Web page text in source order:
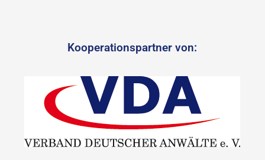
Kooperationspartner von: